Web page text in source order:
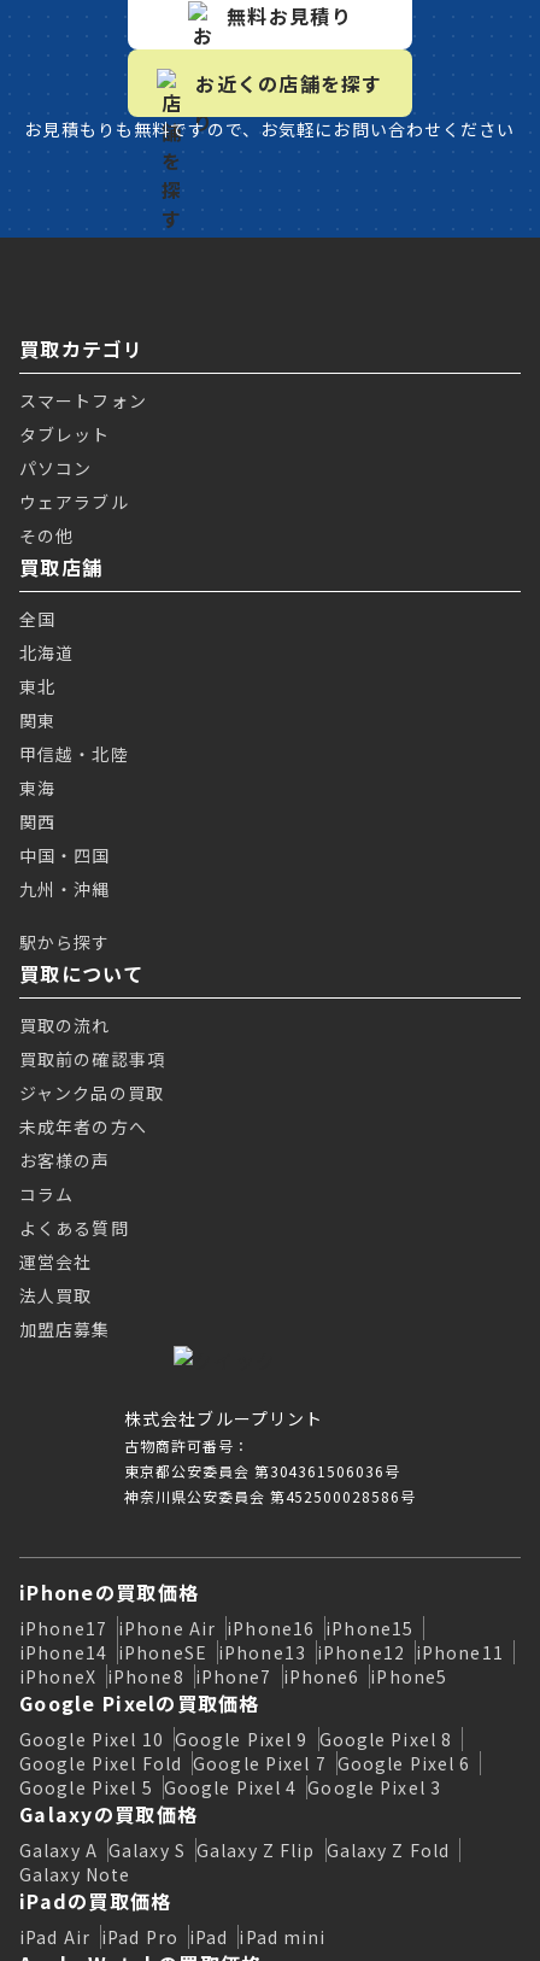
無料お見積り
お近くの店舗を探す
お見積もりも無料ですので、お気軽にお問い合わせください
株式会社ブループリント
古物商許可番号：
東京都公安委員会 第304361506036号
神奈川県公安委員会 第452500028586号
買取カテゴリ
スマートフォン
タブレット
パソコン
ウェアラブル
その他
買取店舗
全国
北海道
東北
関東
甲信越・北陸
東海
関西
中国・四国
九州・沖縄
駅から探す
買取について
買取の流れ
買取前の確認事項
ジャンク品の買取
未成年者の方へ
お客様の声
コラム
よくある質問
運営会社
法人買取
加盟店募集
iPhoneの買取価格
iPhone17 iPhone Air iPhone16 iPhone15
iPhone14 iPhoneSE iPhone13 iPhone12 iPhone11
iPhoneX iPhone8 iPhone7 iPhone6 iPhone5
Google Pixelの買取価格
Google Pixel 10 Google Pixel 9 Google Pixel 8
Google Pixel Fold Google Pixel 7 Google Pixel 6
Google Pixel 5 Google Pixel 4 Google Pixel 3
Galaxyの買取価格
Galaxy A Galaxy S Galaxy Z Flip Galaxy Z Fold
Galaxy Note
iPadの買取価格
iPad Air iPad Pro iPad iPad mini